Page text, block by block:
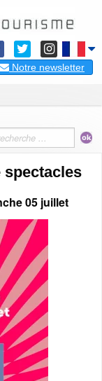
Notre newsletter
spectacles
05 juillet